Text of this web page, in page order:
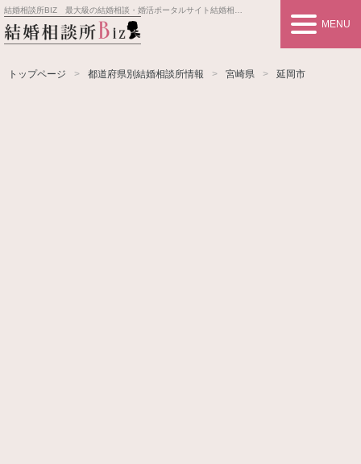
結婚相談所BIZ 最大級の結婚相談・婚活ポータルサイト結婚相談所事業者情報や婚活お見合いの悩み、対策を紹介します。
MENU
トップページ 都道府県別結婚相談所情報 宮崎県 延岡市